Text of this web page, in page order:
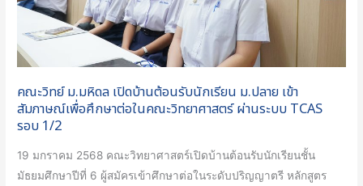
คณะวิทย์ ม.มหิดล เปิดบ้านต้อนรับนักเรียน ม.ปลาย เข้า
สัมภาษณ์เพื่อศึกษาต่อในคณะวิทยาศาสตร์ ผ่านระบบ TCAS
รอบ 1/2
19 มกราคม 2568 คณะวิทยาศาสตร์เปิดบ้านต้อนรับนักเรียนชั้น
มัธยมศึกษาปีที่ 6 ผู้สมัครเข้าศึกษาต่อในระดับปริญญาตรี หลักสูตร
นักเรียน
ม.ปลาย
เข้า
เพื่อ
ศึกษา
ต่อ
ใน
คณะ